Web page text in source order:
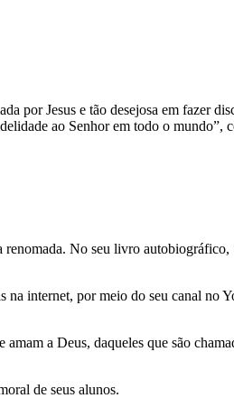
por Jesus e tão desejosa em fazer
ao Senhor em todo o mundo”,
renomada. No seu livro
na internet, por meio do seu canal no
a Deus, daqueles que são
de seus alunos.